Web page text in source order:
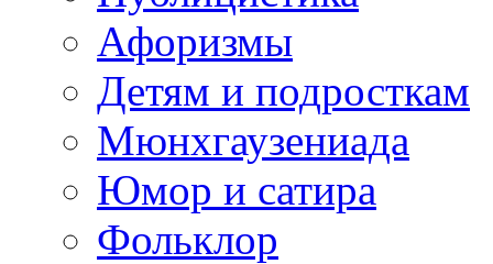
Афоризмы
Детям и подросткам
Мюнхгаузениада
Юмор и сатира
Фольклор